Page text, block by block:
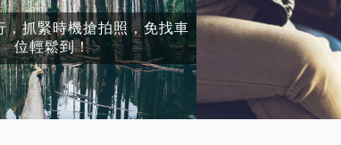
，抓緊時機搶拍照，免找車
位輕鬆到！